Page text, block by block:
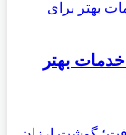
بهتر